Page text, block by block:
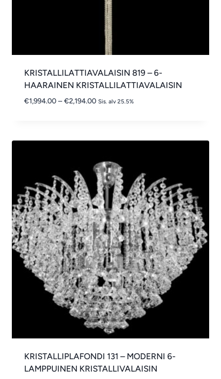
KRISTALLILATTIAVALAISIN 819 – 6-
HAARAINEN KRISTALLILATTIAVALAISIN
€1,994.00 – €2,194.00Hintaluokka:
Sis. alv 25.5%
KRISTALLIPLAFONDI 131 – MODERNI 6-
LAMPPUINEN KRISTALLIVALAISIN